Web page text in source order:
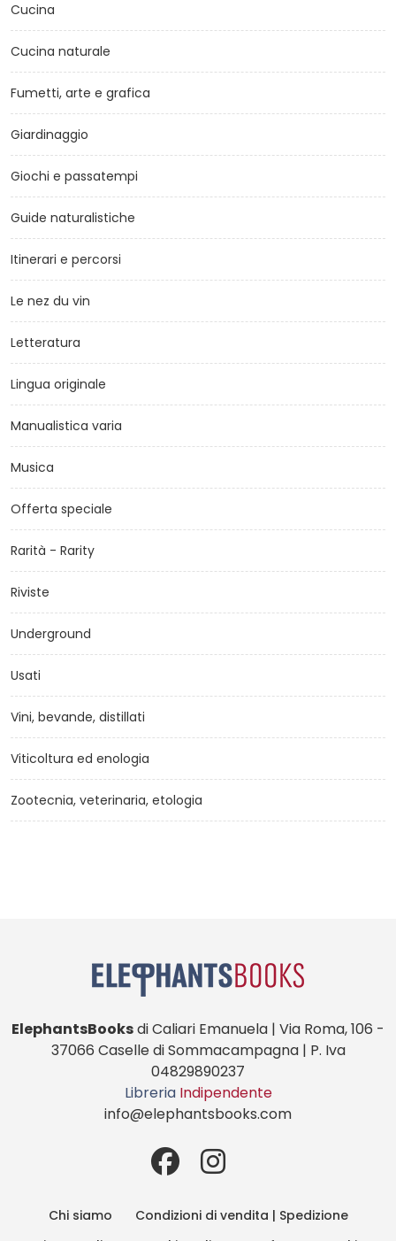
Cucina
Cucina naturale
Fumetti, arte e grafica
Giardinaggio
Giochi e passatempi
Guide naturalistiche
Itinerari e percorsi
Le nez du vin
Letteratura
Lingua originale
Manualistica varia
Musica
Offerta speciale
Rarità - Rarity
Riviste
Underground
Usati
Vini, bevande, distillati
Viticoltura ed enologia
Zootecnia, veterinaria, etologia
ElephantsBooksdi Caliari Emanuela | Via Roma, 106 -
37066 Caselle di Sommacampagna | P. Iva
04829890237
Libreria Indipendente
info@elephantsbooks.com
Chi siamo
Condizioni di vendita | Spedizione